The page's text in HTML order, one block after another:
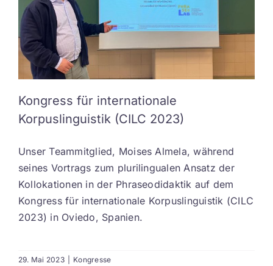
Kongress für internationale
Korpuslinguistik (CILC 2023)
Unser Teammitglied, Moises Almela, während
seines Vortrags zum plurilingualen Ansatz der
Kollokationen in der Phraseodidaktik auf dem
Kongress für internationale Korpuslinguistik (CILC
2023) in Oviedo, Spanien.
29. Mai 2023
Kongresse